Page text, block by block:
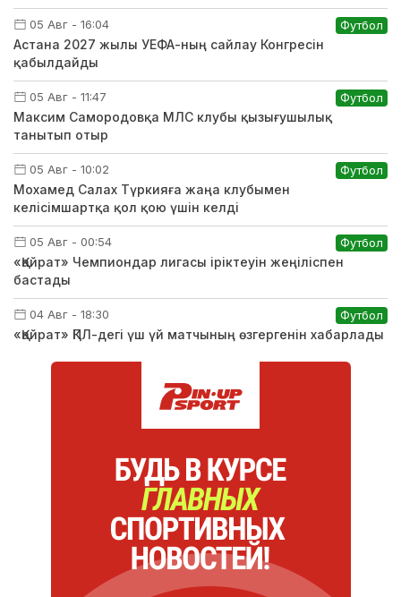
05 Авг - 16:04 Футбол
Астана 2027 жылы УЕФА-ның сайлау Конгресін
қабылдайды
05 Авг - 11:47 Футбол
Максим Самородовқа МЛС клубы қызығушылық
танытып отыр
05 Авг - 10:02 Футбол
Мохамед Салах Түркияға жаңа клубымен
келісімшартқа қол қою үшін келді
05 Авг - 00:54 Футбол
«Қайрат» Чемпиондар лигасы іріктеуін жеңіліспен
бастады
04 Авг - 18:30 Футбол
«Қайрат» ҚПЛ-дегі үш үй матчының өзгергенін хабарлады